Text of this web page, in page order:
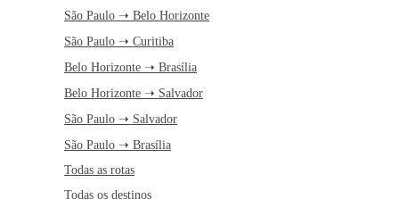
São Paulo ➝ Belo Horizonte
São Paulo ➝ Curitiba
Belo Horizonte ➝ Brasília
Belo Horizonte ➝ Salvador
São Paulo ➝ Salvador
São Paulo ➝ Brasília
Todas as rotas
Todas os destinos